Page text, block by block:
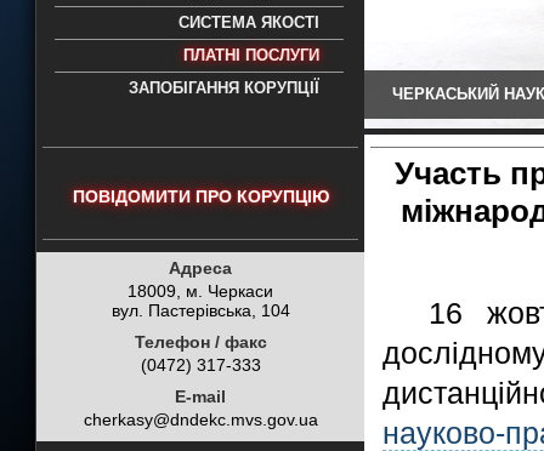
науково-дослідний експертно-
- проведення всих видів судових
експертиз
СИСТЕМА ЯКОСТІ
ПЛАТНІ ПОСЛУГИ
ЗАПОБІГАННЯ КОРУПЦІЇ
ЧЕРКАСЬКИЙ
ПОВІДОМИТИ ПРО КОРУПЦІЮ
Адреса
18009, м. Черкаси
вул. Пастерівська, 104
Телефон / факс
(0472) 317-333
E-mail
cherkasy@dndekc.mvs.gov.ua
Участь
16
науково-